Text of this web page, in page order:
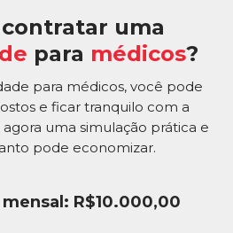
uma
para médicos?
para médicos, você pode
e ficar tranquilo com a
agora uma simulação prática e
pode economizar.
R$10.000,00